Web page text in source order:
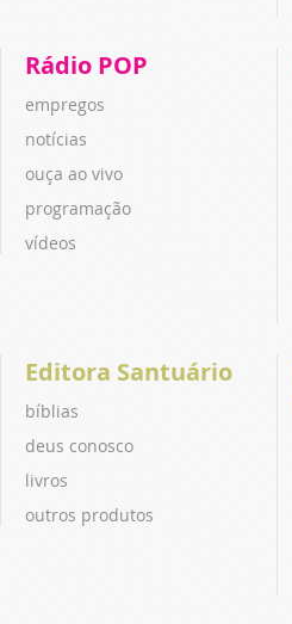
Rádio POP
empregos
notícias
ouça ao vivo
programação
vídeos
Editora Santuário
bíblias
deus conosco
livros
outros produtos